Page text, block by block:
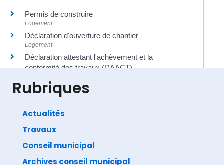
Permis de construire
Logement
Déclaration d'ouverture de chantier
Logement
Déclaration attestant l'achèvement et la
conformité des travaux (DAACT)
Direction de l'information légale et administrative
Rubriques
Actualités
Travaux
Conseil municipal
Archives conseil municipal